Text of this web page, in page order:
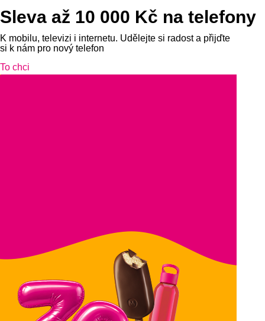
Sleva až 10 000 Kč na telefony
K mobilu, televizi i internetu. Udělejte si radost a přijďte
si k nám pro nový telefon
To chci